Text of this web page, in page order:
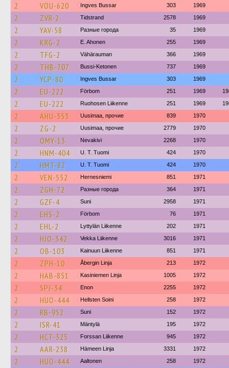
2 VOU-620 Ingves Bussar 303 1969
2 ZVR-2 Tidstrand 2578 1969
2 YAV-58 Разные города 35 1969
2 KRG-2 E. Ahonen 255 1969
2 TFG-2 Vähärauman 366 1969
2 THB-707 Bussi-Ketonen 737 1969
2 YCP-80 Ingves Bussar 303 1969
2 EU-222 Förbom 251 1969
2 EU-222 Ruohosen Liikenne 251 1969
2 AHU-353 Uusimaa, прочие 839 1970
2 ZG-2 Uusimaa, прочие 2779 1970
2 OMY-13 Nevakivi 2268 1970
2 HNM-404 U. T. Tuomi 424 1970
2 HMT-82 U. T. Tuomi 424 1970
2 VEN-552 Hernesniemi 851 1971
2 ZGH-72 Разные города 364 1971
2 GZF-4 Suni 2958 1971
2 EHS-2 Förbom 76 1971
2 EHL-2 Lyttylän Liikenne 202 1971
2 HJO-342 Vekka Liikenne 3016 1971
2 OB-103 Kainuun Liikenne 851 1971
2 ZPH-10 Åbergin Linja 213 1972
2 HAB-851 Kasiniemen Linja 1005 1972
2 SPJ-34 Enon 2255 1972
2 HUO-444 Hellsten Soini 258 1972
2 RB-952 Suni 152 1972
2 ISR-41 Mäntylä 195 1972
2 HCT-325 Forssan Liikenne 945 1972
2 AAR-238 Hämeen Linja 3331 1972
2 HUO-444 Aaltonen 258 1972